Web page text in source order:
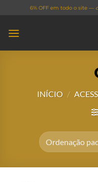
content
6% OFF em todo o site —
INÍCIO /